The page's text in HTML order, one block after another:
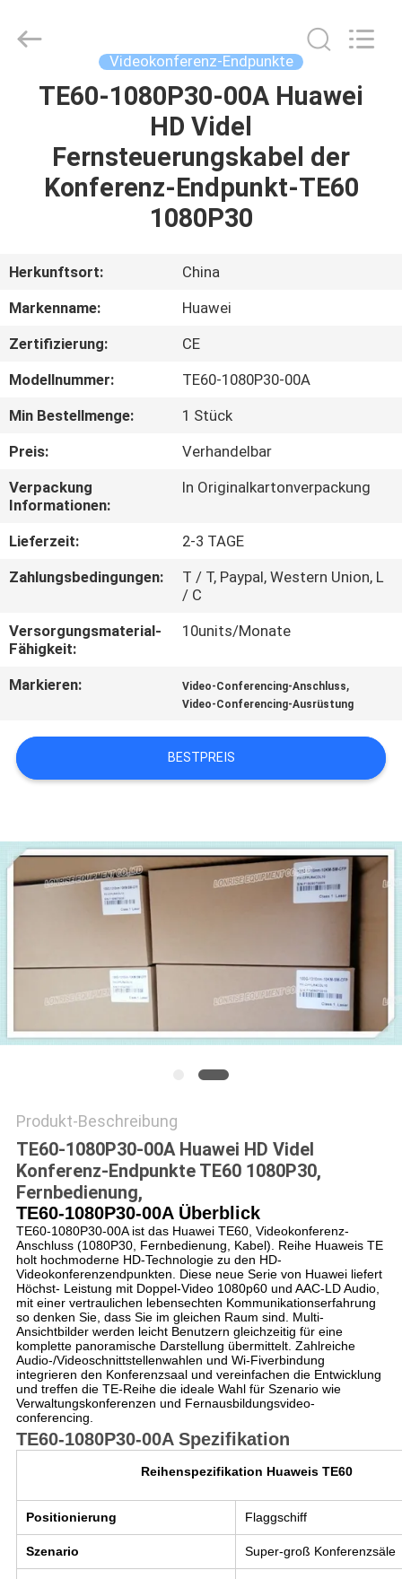
PRODUKTE
ÜBER
WERKSBESICHTIGUNG
QUALITÄTSKONTROLLE
KONTAKT
MIT
NEUIGKEITEN
RECHTSSACHEN
SITEMAP
DATENSCHUTZRICHTLINIE
Ltd..
Videokonferenz-Endpunkte
TE60-1080P30-00A Huawei
HD Videl
Fernsteuerungskabel der
Konferenz-Endpunkt-TE60
1080P30
Herkunftsort:
China
Markenname:
Huawei
Zertifizierung:
CE
Modellnummer:
TE60-1080P30-00A
Min Bestellmenge:
1 Stück
Preis:
Verhandelbar
Verpackung
Informationen:
In Originalkartonverpackung
Lieferzeit:
2-3 TAGE
Zahlungsbedingungen:
T / T, Paypal, Western Union, L
/ C
Versorgungsmaterial-
Fähigkeit:
10units/Monate
Markieren: Video-Conferencing-Anschluss,
Video-Conferencing-Ausrüstung
BESTPREIS
Produkt-Beschreibung
TE60-1080P30-00A Huawei HD Videl
Konferenz-Endpunkte TE60 1080P30,
Fernbedienung,
TE60-1080P30-00AÜberblick
TE60-1080P30-00A ist das Huawei TE60, Videokonferenz-
Anschluss (1080P30, Fernbedienung, Kabel). Reihe Huaweis TE
holt hochmoderne HD-Technologie zu den HD-
Videokonferenzendpunkten. Diese neue Serie von Huawei liefert
Höchst- Leistung mit Doppel-Video 1080p60 und AAC-LD Audio,
mit einer vertraulichen lebensechten Kommunikationserfahrung
so denken Sie, dass Sie im gleichen Raum sind. Multi-
Ansichtbilder werden leicht Benutzern gleichzeitig für eine
komplette panoramische Darstellung übermittelt. Zahlreiche
Audio-/Videoschnittstellenwahlen und Wi-Fiverbindung
integrieren den Konferenzsaal und vereinfachen die Entwicklung
und treffen die TE-Reihe die ideale Wahl für Szenario wie
Verwaltungskonferenzen und Fernausbildungsvideo-
conferencing.
TE60-1080P30-00ASpezifikation
Reihenspezifikation Huaweis TE60
Positionierung Flaggschiff
Szenario Super-groß Konferenzsäle